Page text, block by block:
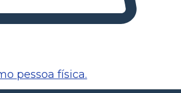
pessoa física.